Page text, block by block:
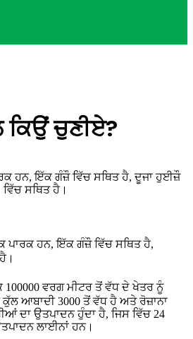
ਕਿਉਂ ਚੁਣੀਏ?
ਹਨ, ਇੱਕ ਗੰਜ਼ੌ ਵਿੱਚ ਸਥਿਤ ਹੈ, ਦੂਜਾ ਹੁਈਜ਼ੌ
ਵਿੱਚ ਸਥਿਤ ਹੈ।
ਪਾਰਕ ਹਨ, ਇੱਕ ਗੰਜ਼ੌ ਵਿੱਚ ਸਥਿਤ ਹੈ,
100000 ਵਰਗ ਮੀਟਰ ਤੋਂ ਵੱਧ ਦੇ ਖੇਤਰ ਨੂੰ
ਆਬਾਦੀ 3000 ਤੋਂ ਵੱਧ ਹੈ ਅਤੇ ਰੋਜ਼ਾਨਾ
ਦਾ ਉਤਪਾਦਨ ਹੁੰਦਾ ਹੈ, ਜਿਸ ਵਿੱਚ 24
ਲਾਈਨਾਂ ਹਨ।